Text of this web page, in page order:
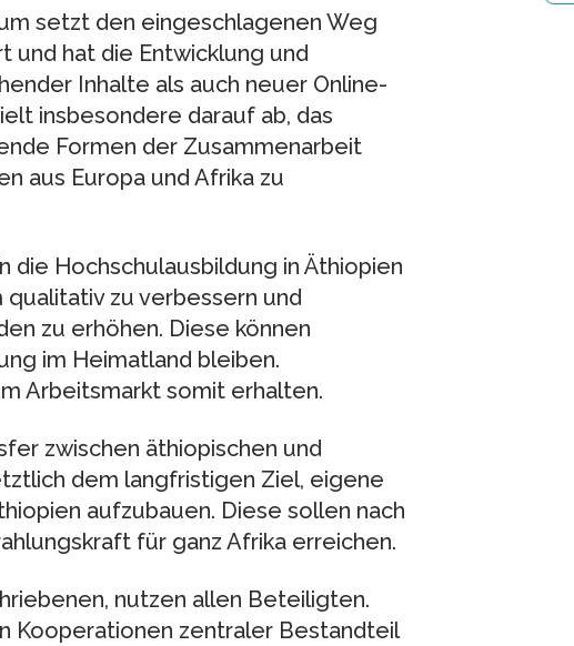
setzt den eingeschlagenen Weg
hat die Entwicklung und
Inhalte als auch neuer Online-
insbesondere darauf ab, das
Formen der Zusammenarbeit
aus Europa und Afrika zu
die Hochschulausbildung in Äthiopien
zu verbessern und
zu erhöhen. Diese können
im Heimatland bleiben.
Arbeitsmarkt somit erhalten.
zwischen äthiopischen und
dem langfristigen Ziel, eigene
aufzubauen. Diese sollen nach
für ganz Afrika erreichen.
nutzen allen Beteiligten.
Kooperationen zentraler Bestandteil